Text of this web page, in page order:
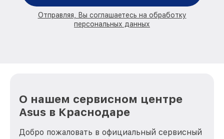
Отправляя, Вы соглашаетесь на обработку
персональных данных
О нашем сервисном центре
Asus в Краснодаре
Добро пожаловать в официальный сервисный